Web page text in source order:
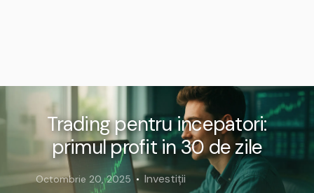
Trading pentru incepatori:
primul profit in 30 de zile
Octombrie 20, 2025 Investiții